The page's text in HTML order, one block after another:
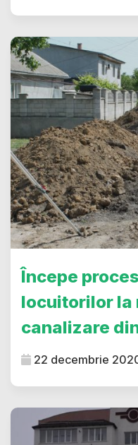
Începe
locuitorilor la
canalizare
22 decembrie